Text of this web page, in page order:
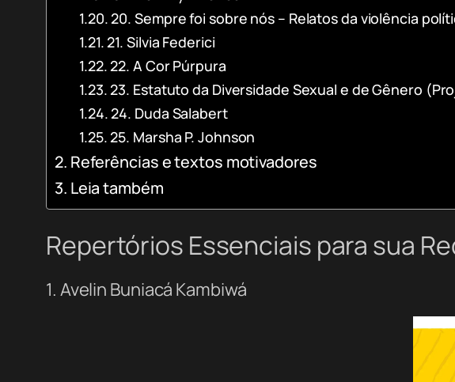
20. Sempre foi sobre nós – Relatos da violência
21. Silvia Federici
22. A Cor Púrpura
23. Estatuto da Diversidade Sexual e de Gênero
24. Duda Salabert
25. Marsha P. Johnson
Referências e textos motivadores
Leia também
Repertórios Essenciais para sua
1. Avelin Buniacá Kambiwá